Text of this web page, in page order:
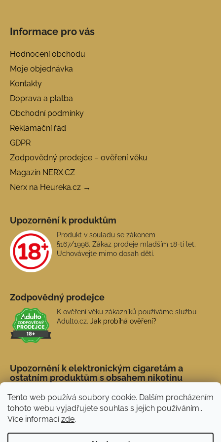
Tento web používá soubory cookie. Dalším procházením
tohoto webu vyjadřujete souhlas s jejich používáním..
Více informacízde.
Informace pro vás
Hodnocení obchodu
Moje objednávka
Kontakty
Doprava a platba
Obchodní podmínky
Reklamační řád
GDPR
Zodpovědný prodejce – ověření věku
Magazín NERX.CZ
Nerx na Heureka.cz →
Upozornění k produktům
Produkt v souladu se zákonem
§167/1998. Zákaz prodeje mladším 18-ti let.
Uchovávejte mimo dosah dětí.
Zodpovědný prodejce
K ověření věku zákazníků používáme službu
Adulto.cz. Jak probíhá ověření?
Upozornění k elektronickým cigaretám a
ostatním produktům s obsahem nikotinu